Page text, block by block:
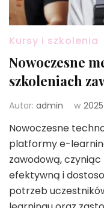
Kursy i szkolenia
Nowoczesne
szkoleniach
Autor: admin w
Nowoczesne
platformy e-
zawodową,
efektywną i
potrzeb